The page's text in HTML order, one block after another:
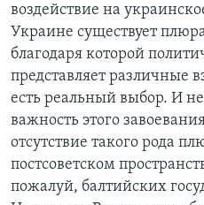
воздействие на
Украине существует
благодаря которой
представляет различные
есть реальный выбор. И
важность этого
отсутствие такого рода
постсоветском
пожалуй, балтийских